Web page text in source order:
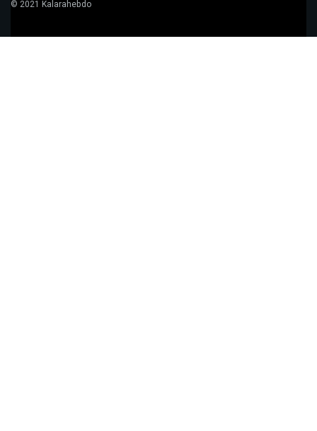
© 2021 Kalarahebdo